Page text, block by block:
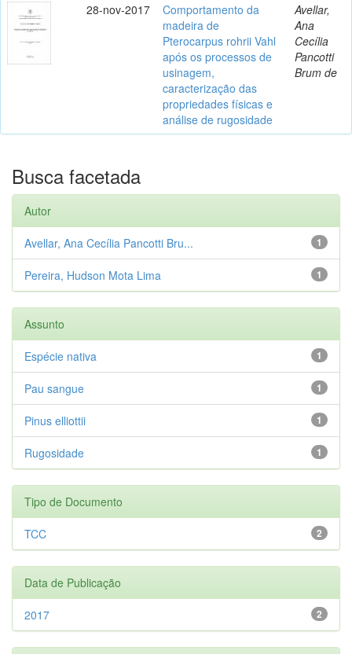
28-nov-2017
Comportamento da
madeira de
Pterocarpus rohrii Vahl
após os processos de
usinagem,
caracterização das
propriedades físicas e
análise de rugosidade
Avellar,
Ana
Cecília
Pancotti
Brum de
Busca facetada
Autor
1
Avellar, Ana Cecília Pancotti Bru...
1
Pereira, Hudson Mota Lima
Assunto
1
Espécie nativa
1
Pau sangue
1
Pinus elliottii
1
Rugosidade
Tipo de Documento
2
TCC
Data de Publicação
2
2017